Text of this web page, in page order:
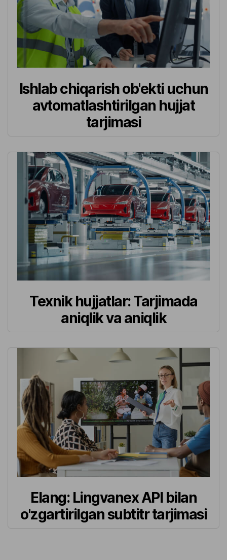
Ishlab chiqarish ob'ekti uchun
avtomatlashtirilgan hujjat
tarjimasi
Texnik hujjatlar: Tarjimada
aniqlik va aniqlik
Elang: Lingvanex API bilan
o'zgartirilgan subtitr tarjimasi